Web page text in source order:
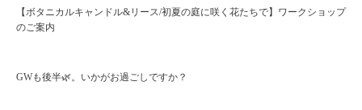
【ボタニカルキャンドル&リース/初夏の庭に咲く花たちで】ワークショップ
のご案内
GWも後半🌿。いかがお過ごしですか？